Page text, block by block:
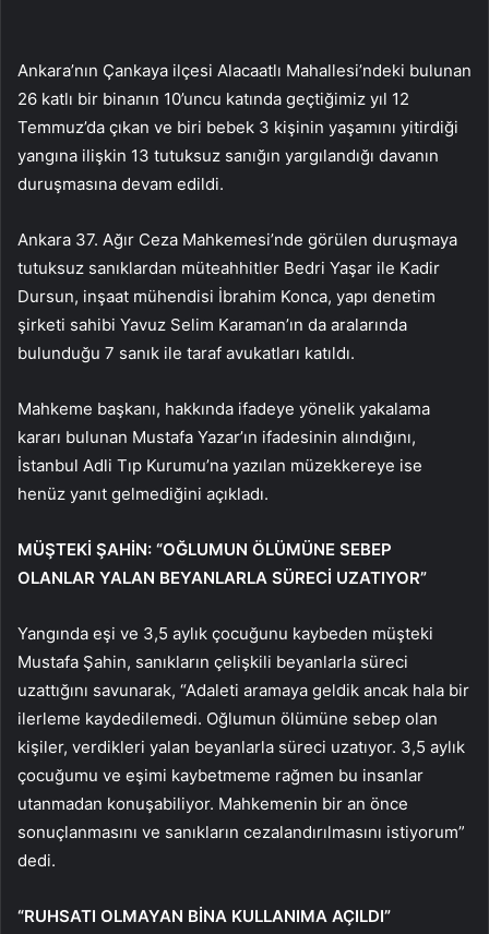
Ankara’nın Çankaya ilçesi Alacaatlı Mahallesi’ndeki bulunan
26 katlı bir binanın 10’uncu katında geçtiğimiz yıl 12
Temmuz’da çıkan ve biri bebek 3 kişinin yaşamını yitirdiği
yangına ilişkin 13 tutuksuz sanığın yargılandığı davanın
duruşmasına devam edildi.
Ankara 37. Ağır Ceza Mahkemesi’nde görülen duruşmaya
tutuksuz sanıklardan müteahhitler Bedri Yaşar ile Kadir
Dursun, inşaat mühendisi İbrahim Konca, yapı denetim
şirketi sahibi Yavuz Selim Karaman’ın da aralarında
bulunduğu 7 sanık ile taraf avukatları katıldı.
Mahkeme başkanı, hakkında ifadeye yönelik yakalama
kararı bulunan Mustafa Yazar’ın ifadesinin alındığını,
İstanbul Adli Tıp Kurumu’na yazılan müzekkereye ise
henüz yanıt gelmediğini açıkladı.
MÜŞTEKİ ŞAHİN: “OĞLUMUN ÖLÜMÜNE SEBEP
OLANLAR YALAN BEYANLARLA SÜRECİ UZATIYOR”
Yangında eşi ve 3,5 aylık çocuğunu kaybeden müşteki
Mustafa Şahin, sanıkların çelişkili beyanlarla süreci
uzattığını savunarak, “Adaleti aramaya geldik ancak hala bir
ilerleme kaydedilemedi. Oğlumun ölümüne sebep olan
kişiler, verdikleri yalan beyanlarla süreci uzatıyor. 3,5 aylık
çocuğumu ve eşimi kaybetmeme rağmen bu insanlar
utanmadan konuşabiliyor. Mahkemenin bir an önce
sonuçlanmasını ve sanıkların cezalandırılmasını istiyorum”
dedi.
“RUHSATI OLMAYAN BİNA KULLANIMA AÇILDI”